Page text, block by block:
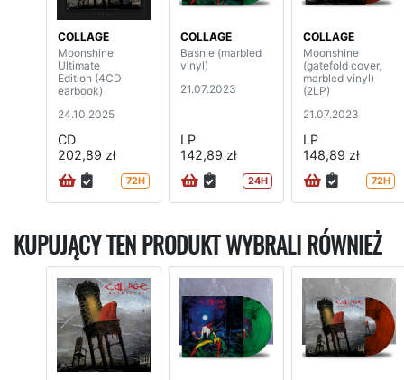
COLLAGE
Moonshine
Ultimate
Edition (4CD
earbook)
24.10.2025
CD
202,89 zł
72H
COLLAGE
Baśnie (marbled
vinyl)
21.07.2023
LP
142,89 zł
24H
COLLAGE
Moonshine
(gatefold cover,
marbled vinyl)
(2LP)
21.07.2023
LP
148,89 zł
72H
KUPUJĄCY TEN PRODUKT WYBRALI RÓWNIEŻ